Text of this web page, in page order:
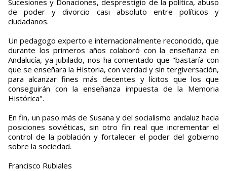
de poder y divorcio casi absoluto entre políticos y
ciudadanos.
Un pedagogo experto e internacionalmente reconocido, que
durante los primeros años colaboró con la enseñanza en
Andalucía, ya jubilado, nos ha comentado que "bastaría con
que se enseñara la Historia, con verdad y sin tergiversación,
para alcanzar fines más decentes y lícitos que los que
conseguirán con la enseñanza impuesta de la Memoria
Histórica".
En fin, un paso más de Susana y del socialismo andaluz hacia
posiciones soviéticas, sin otro fin real que incrementar el
control de la población y fortalecer el poder del gobierno
sobre la sociedad.
Francisco Rubiales